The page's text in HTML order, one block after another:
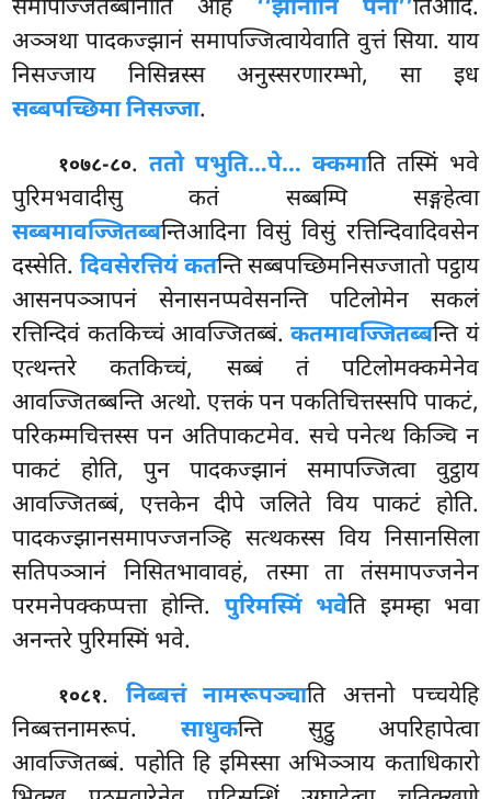
समापज्जितब्बानीति आह ‘‘झानानि पना’’तिआदि.
अञ्ञथा पादकज्झानं समापज्जित्वायेवाति वुत्तं सिया. याय
निसज्जाय निसिन्नस्स अनुस्सरणारम्भो, सा इध
सब्बपच्छिमा निसज्जा.
१०७८-८०. ततो पभुति…पे… क्कमाति तस्मिं भवे
पुरिमभवादीसु कतं सब्बम्पि सङ्गहेत्वा
सब्बमावज्जितब्बन्तिआदिना विसुं विसुं रत्तिन्दिवादिवसेन
दस्सेति. दिवसेरत्तियं कतन्ति सब्बपच्छिमनिसज्जातो पट्ठाय
आसनपञ्ञापनं सेनासनप्पवेसनन्ति पटिलोमेन सकलं
रत्तिन्दिवं कतकिच्चं आवज्जितब्बं.कतमावज्जितब्बन्ति यं
एत्थन्तरे कतकिच्चं, सब्बं तं पटिलोमक्कमेनेव
आवज्जितब्बन्ति अत्थो. एत्तकं पन पकतिचित्तस्सपि पाकटं,
परिकम्मचित्तस्स पन अतिपाकटमेव. सचे पनेत्थ किञ्चि न
पाकटं होति, पुन पादकज्झानं समापज्जित्वा वुट्ठाय
आवज्जितब्बं, एत्तकेन दीपे जलिते विय पाकटं होति.
पादकज्झानसमापज्जनञ्हि सत्थकस्स विय निसानसिला
सतिपञ्ञानं निसितभावावहं, तस्मा ता तंसमापज्जनेन
परमनेपक्कप्पत्ता होन्ति. पुरिमस्मिं भवेति इमम्हा भवा
अनन्तरे पुरिमस्मिं भवे.
१०८१. निब्बत्तं नामरूपञ्चाति अत्तनो पच्चयेहि
निब्बत्तनामरूपं.साधुकन्ति सुट्ठु अपरिहापेत्वा
आवज्जितब्बं. पहोति हि इमिस्सा अभिञ्ञाय कताधिकारो